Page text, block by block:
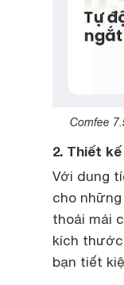
Comfee
2. Thiết
Với dung
cho
thoải mái
kích thước
bạn tiết